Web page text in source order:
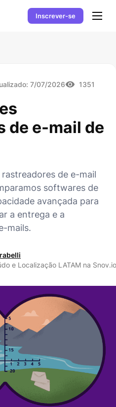
Inscrever-se
7/07/2026 1351
de e-mail de
de e-mail
softwares de
avançada para
a entrega e a
mails.
e Localização LATAM na Snov.io